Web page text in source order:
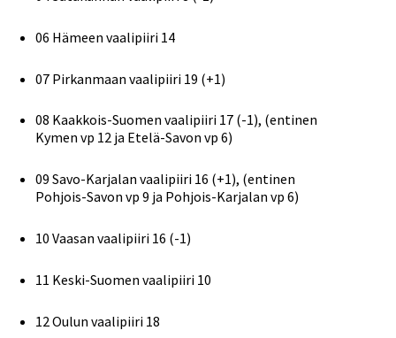
06 Hämeen vaalipiiri 14
07 Pirkanmaan vaalipiiri 19 (+1)
08 Kaakkois-Suomen vaalipiiri 17 (-1), (entinen
Kymen vp 12 ja Etelä-Savon vp 6)
09 Savo-Karjalan vaalipiiri 16 (+1), (entinen
Pohjois-Savon vp 9 ja Pohjois-Karjalan vp 6)
10 Vaasan vaalipiiri 16 (-1)
11 Keski-Suomen vaalipiiri 10
12 Oulun vaalipiiri 18